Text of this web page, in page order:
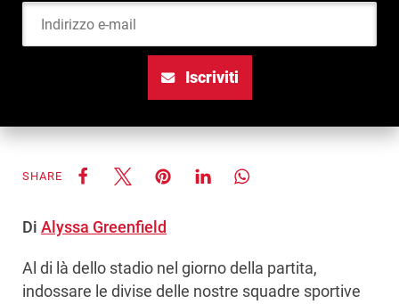
SHARE
Indirizzo e-mail
Iscriviti
Di Alyssa Greenfield
Al di là dello stadio nel giorno della partita,
indossare le divise delle nostre squadre sportive